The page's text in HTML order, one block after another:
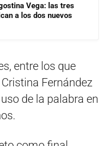
Vega: las tres
a los dos nuevos
entre los que
Fernández
de la palabra en